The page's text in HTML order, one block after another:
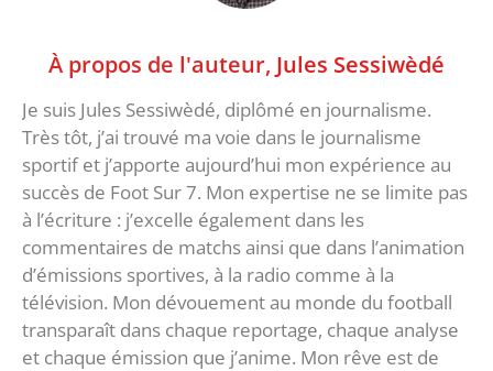
À propos de l'auteur, Jules Sessiwèdé
Je suis Jules Sessiwèdé, diplômé en journalisme.
Très tôt, j’ai trouvé ma voie dans le journalisme
sportif et j’apporte aujourd’hui mon expérience au
succès de Foot Sur 7. Mon expertise ne se limite pas
à l’écriture : j’excelle également dans les
commentaires de matchs ainsi que dans l’animation
d’émissions sportives, à la radio comme à la
télévision. Mon dévouement au monde du football
transparaît dans chaque reportage, chaque analyse
et chaque émission que j’anime. Mon rêve est de